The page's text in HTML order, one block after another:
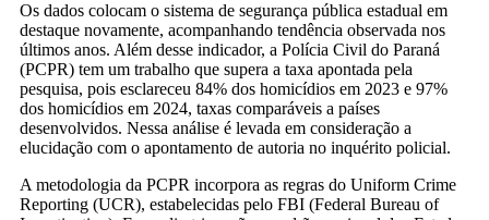
Os dados colocam o sistema de segurança pública estadual em
destaque novamente, acompanhando tendência observada nos
últimos anos. Além desse indicador, a Polícia Civil do Paraná
(PCPR) tem um trabalho que supera a taxa apontada pela
pesquisa, pois esclareceu 84% dos homicídios em 2023 e 97%
dos homicídios em 2024, taxas comparáveis a países
desenvolvidos. Nessa análise é levada em consideração a
elucidação com o apontamento de autoria no inquérito policial.
A metodologia da PCPR incorpora as regras do Uniform Crime
Reporting (UCR), estabelecidas pelo FBI (Federal Bureau of